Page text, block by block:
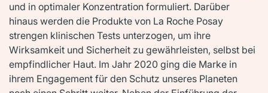
und in optimaler Konzentration formuliert. Darüber
hinaus werden die Produkte von La Roche Posay
strengen klinischen Tests unterzogen, um ihre
Wirksamkeit und Sicherheit zu gewährleisten, selbst bei
empfindlicher Haut. Im Jahr 2020 ging die Marke in
ihrem Engagement für den Schutz unseres Planeten